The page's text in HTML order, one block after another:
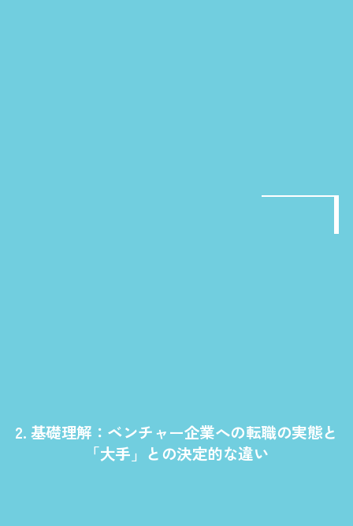
2. 基礎理解：ベンチャー企業への転職の実態と
「大手」との決定的な違い